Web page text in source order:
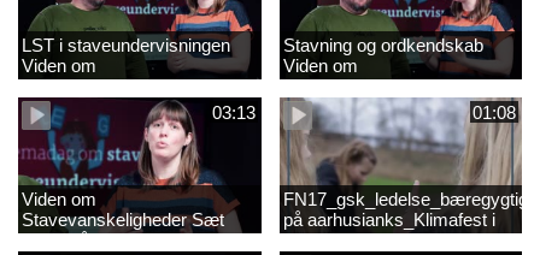
LST i staveundervisningen
Viden om
stavevanskeligheder
Stavning og ordkendskab
Viden om
stavevanskeligheder
03:13
Viden om
Stavevanskeligheder Sæt
fokus på stavning
01:08
på aarhusianks_Klimafest i
børnehøjde